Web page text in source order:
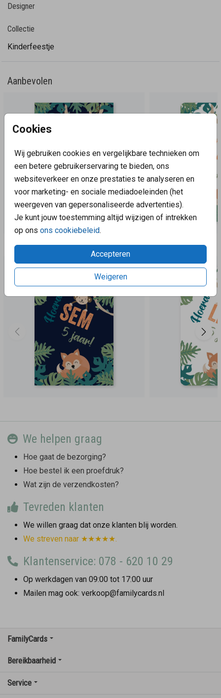
Cookies
Wij gebruiken cookies en vergelijkbare technieken om
een betere gebruikerservaring te bieden, ons
websiteverkeer en onze prestaties te analyseren en
voor marketing- en sociale mediadoeleinden (het
weergeven van gepersonaliseerde advertenties).
Je kunt jouw toestemming altijd wijzigen of intrekken
op ons ons cookiebeleid.
Accepteren
Weigeren
Designer
Collectie
Kinderfeestje
Aanbevolen
Aanbevolen
We helpen graag
Hoe gaat de bezorging?
Hoe bestel ik een proefdruk?
Wat zijn de verzendkosten?
Tevreden klanten
We willen graag dat onze klanten blij worden.
We streven naar ★★★★★.
Klantenservice: 078 - 620 10 29
Op werkdagen van 09:00 tot 17:00 uur
Mailen mag ook: verkoop@familycards.nl
FamilyCards
Bereikbaarheid
Service